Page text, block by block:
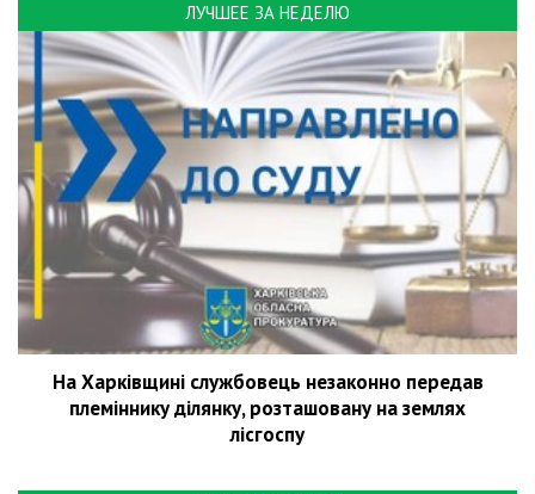
ЛУЧШЕЕ ЗА НЕДЕЛЮ
На Харківщині службовець незаконно передав
племіннику ділянку, розташовану на землях
лісгоспу